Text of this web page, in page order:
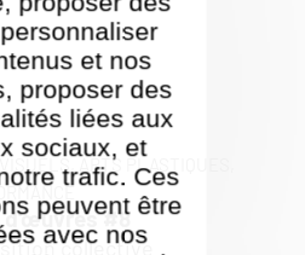
et nos
proposer des
liées aux
sociaux, et
trafic. Ces
peuvent être
avec nos
ARTS PLASTIQUES,
d'œuvres #8
collective